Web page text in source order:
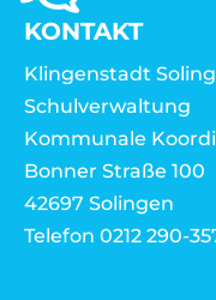
KONTAKT
Klingenstadt
Schulverwaltung
Kommunale
Bonner Straße 100
42697 Solingen
Telefon 0212 290-